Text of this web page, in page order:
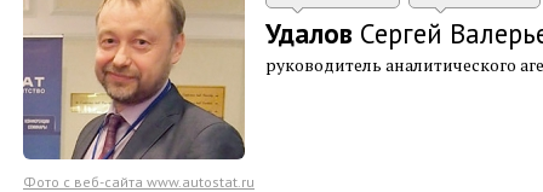
Удалов Сергей
руководитель аналитического
Фото с веб-сайта www.autostat.ru